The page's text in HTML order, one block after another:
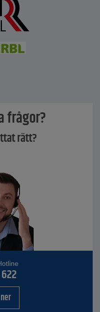
frågor?
rätt?